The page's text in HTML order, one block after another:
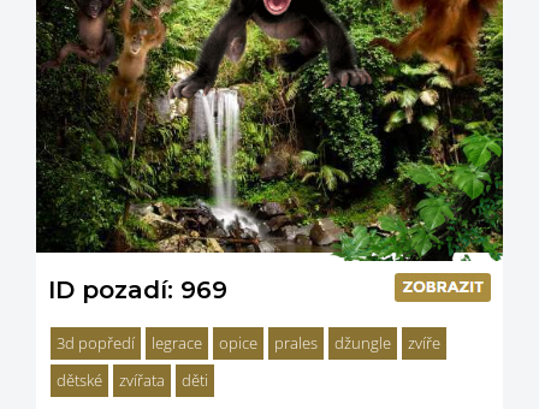
ID pozadí: 969
3d popředí legrace opice prales džungle
zvíře
dětské
zvířata děti